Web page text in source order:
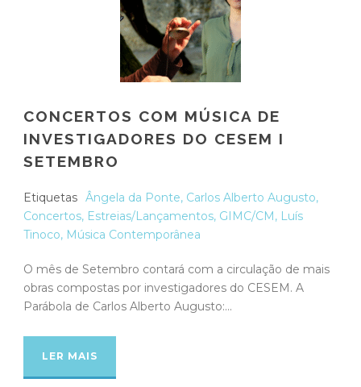
CONCERTOS COM MÚSICA DE
INVESTIGADORES DO CESEM I
SETEMBRO
Etiquetas Ângela da Ponte, Carlos Alberto Augusto,
Concertos, Estreias/Lançamentos, GIMC/CM, Luís
Tinoco, Música Contemporânea
O mês de Setembro contará com a circulação de mais
obras compostas por investigadores do CESEM. A
Parábola de Carlos Alberto Augusto:...
LER MAIS